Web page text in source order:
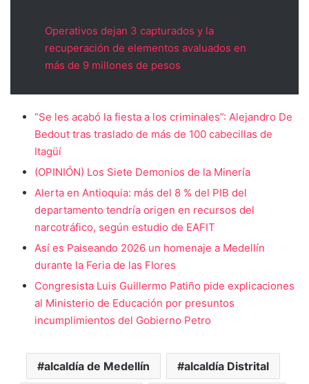
Operativos dejan 3 capturados y la
recuperación de elementos avaluados en
más de 9 millones de pesos
“Se les acabó la fiesta a los criminales”: Alejandro De
Bedout tras traslado de más de 100 cabecillas de
Itagüí
(OPINIÓN) Los Siete Demonios de la Minería
Alerta en Antioquia: más del 8 % del PIB del
departamento tendría origen en recursos del
narcotráfico, según estudio de EAFIT
Así es Paiseando 2026 un homenaje a Medellín
durante la Feria de las Flores
Congresista Luis Guillermo Patiño pide explicaciones
al Ministerio de Educación por presuntos
incumplimientos del Gobierno Petro
alcaldía de Medellín alcaldía Distrital